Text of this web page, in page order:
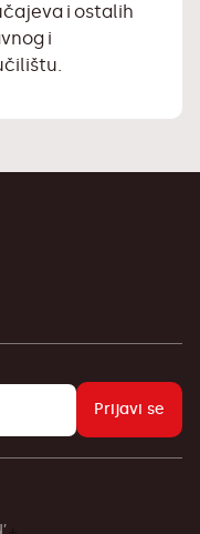
i ostalih
i
Prijavi se